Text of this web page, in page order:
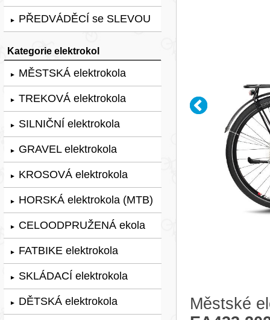
► PŘEDVÁDĚCÍ se SLEVOU
Kategorie elektrokol
► MĚSTSKÁ elektrokola
► TREKOVÁ elektrokola
► SILNIČNÍ elektrokola
► GRAVEL elektrokola
► KROSOVÁ elektrokola
► HORSKÁ elektrokola (MTB)
► CELOODPRUŽENÁ ekola
► FATBIKE elektrokola
► SKLÁDACÍ elektrokola
► DĚTSKÁ elektrokola
Městské